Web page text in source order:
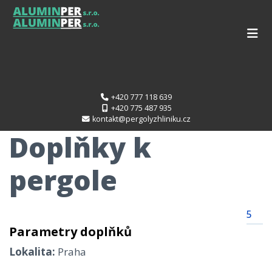
+420 777 118 639
+420 775 487 935
kontakt@pergolyzhliniku.cz
Doplňky k
pergole
Parametry doplňků
Lokalita: Praha